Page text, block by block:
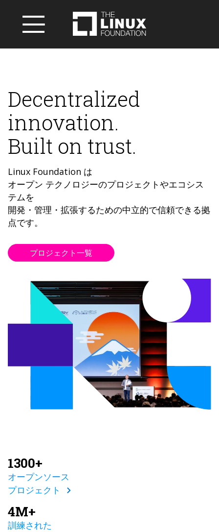
Decentralized
innovation.
Built on trust.
Linux Foundation は
オープン テクノロジーのプロジェクトやエコシス
テムを
開発・管理・拡張するための中立的で信頼できる拠
点です。
プロジェクト一覧
1300+
オープンソース
プロジェクト
4M+
訓練された